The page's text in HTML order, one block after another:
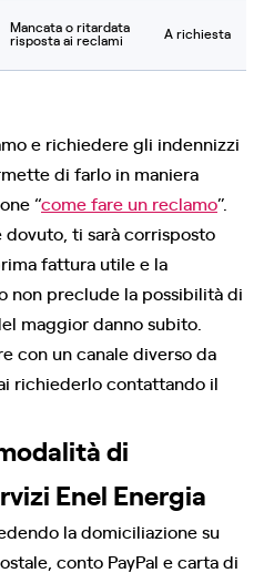
Mancata o ritardata
risposta ai reclami A richiesta
e richiedere gli indennizzi
di farlo in maniera
“come fare un reclamo”.
dovuto, ti sarà corrisposto
fattura utile e la
non preclude la possibilità di
maggior danno subito.
con un canale diverso da
richiederlo contattando il
di
Enel Energia
la domiciliazione su
conto PayPal e carta di